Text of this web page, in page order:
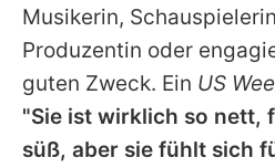
Musikerin,
Produzentin oder
guten Zweck. Ein US
"Sie ist wirklich so nett,
süß, aber sie fühlt sich